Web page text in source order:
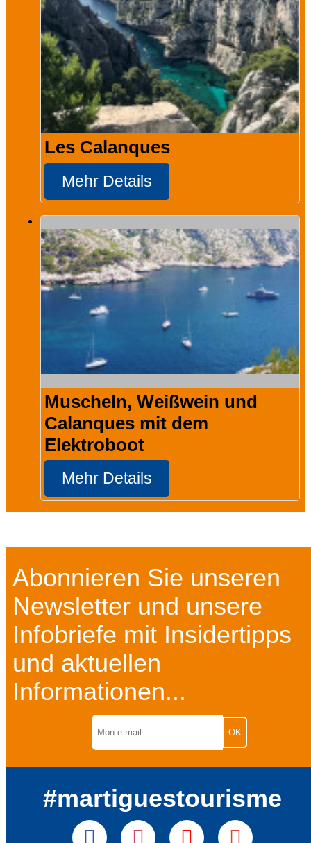
Les Calanques
Mehr Details
Muscheln, Weißwein und
Calanques mit dem
Elektroboot
Mehr Details
Abonnieren Sie unseren
Newsletter und unsere
Infobriefe mit Insidertipps
und aktuellen
Informationen...
#martiguestourisme